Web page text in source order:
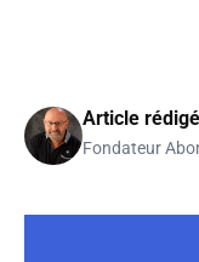
Article
Fondateur